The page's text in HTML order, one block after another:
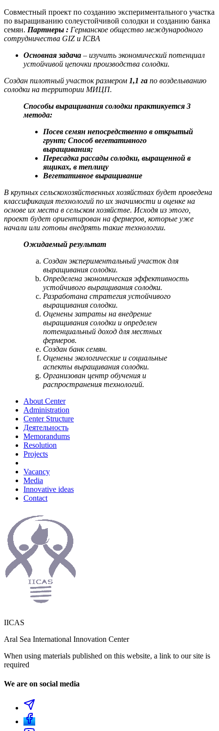
Совместный проект по созданию экспериментального участка
по выращиванию солеустойчивой солодки и созданию банка
семян. Партнеры : Германское общество международного
сотрудничества GIZ и ICBA
Основная задача – изучить экономический потенциал
устойчивой цепочки производства солодки.
Создан пилотный участок размером 1,1 га по возделыванию
солодки на территории МИЦП.
Способы выращивания солодки практикуется 3
метода:
Посев семян непосредственно в открытый
грунт; Способвегетативного
выращивания;
Пересадка рассады солодки, выращенной в
ящиках, в теплицу
Вегетативное выращивание
В крупных сельскохозяйственных хозяйствах будет проведена
классификация технологий по их значимости и оценке на
основе их места в сельском хозяйстве. Исходя из этого,
проект будет ориентирован на фермеров, которые уже
начали или готовы внедрять такие технологии.
Ожидаемый результат
Создан экспериментальный участок для
выращивания солодки.
Определена экономическая эффективность
устойчивого выращивания солодки.
Разработана стратегия устойчивого
выращивания солодки.
Оценены затраты на внедрение
выращивания солодки и определен
потенциальный доход для местных
фермеров.
Создан банк семян.
Оценены экологические и социальные
аспекты выращивания солодки.
Организован центр обучения и
распространения технологий.
About Center
Administration
Center Structure
Деятельность
Memorandums
Resolution
Projects
Vacancy
Media
Innovative ideas
Contact
IICAS
Aral Sea International Innovation Center
When using materials published on this website, a link to our site is
required
We are on social media